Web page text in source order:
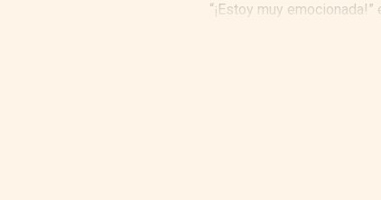
“¡Estoy muy emocionada!”
Los amigos abordaron el